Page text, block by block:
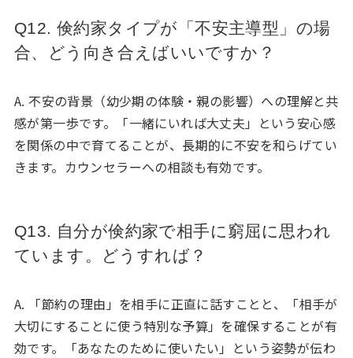
Q12. 倹約家タイプが「不安主導型」の場
合、どう向き合えばいいですか？
A. 不安の背景（幼少期の体験・親の影響）への理解と共
感が第一歩です。「一緒にいれば大丈夫」という安心感
を関係の中で育てることが、長期的に不安を和らげてい
きます。カウンセラーへの相談も有効です。
Q13. 自分が倹約家で相手に窮屈に思われ
ています。どうすれば？
A. 「節約の理由」を相手に正直に話すことと、「相手が
大切にすることに使う特別な予算」を確保することが有
効です。「あなたのために使いたい」という姿勢が伝わ